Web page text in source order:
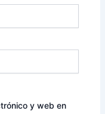
y web en